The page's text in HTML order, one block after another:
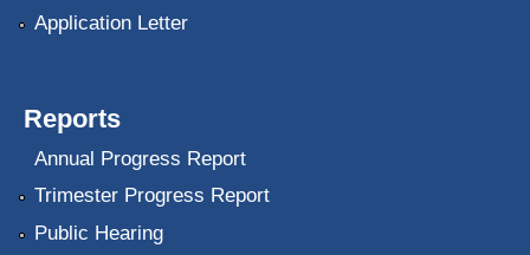
Application Letter
Reports
Annual Progress Report
Trimester Progress Report
Public Hearing